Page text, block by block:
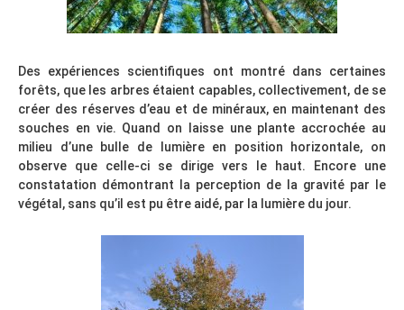
Des expériences scientifiques ont montré dans certaines
forêts, que les arbres étaient capables, collectivement, de se
créer des réserves d’eau et de minéraux, en maintenant des
souches en vie. Quand on laisse une plante accrochée au
milieu d’une bulle de lumière en position horizontale, on
observe que celle-ci se dirige vers le haut. Encore une
constatation démontrant la perception de la gravité par le
végétal, sans qu’il est pu être aidé, par la lumière du jour.